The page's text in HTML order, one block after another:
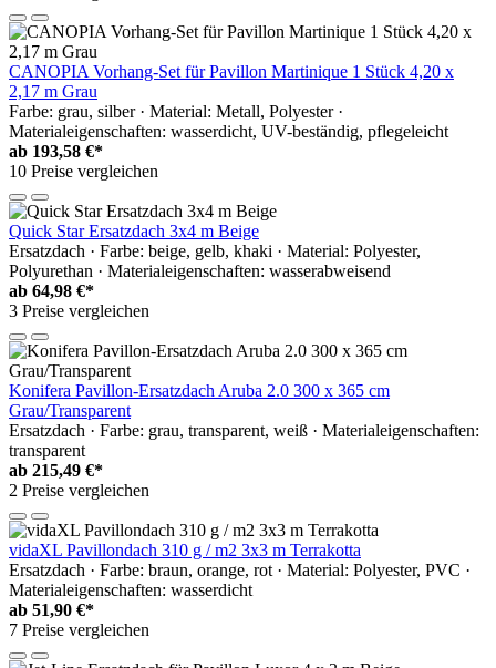
CANOPIA Vorhang-Set für Pavillon Martinique 1 Stück 4,20 x
2,17 m Grau
Farbe: grau, silber · Material: Metall, Polyester ·
Materialeigenschaften: wasserdicht, UV-beständig, pflegeleicht
ab 193,58 €*
10 Preise vergleichen
Quick Star Ersatzdach 3x4 m Beige
Ersatzdach · Farbe: beige, gelb, khaki · Material: Polyester,
Polyurethan · Materialeigenschaften: wasserabweisend
ab 64,98 €*
3 Preise vergleichen
Konifera Pavillon-Ersatzdach Aruba 2.0 300 x 365 cm
Grau/Transparent
Ersatzdach · Farbe: grau, transparent, weiß · Materialeigenschaften:
transparent
ab 215,49 €*
2 Preise vergleichen
vidaXL Pavillondach 310 g / m2 3x3 m Terrakotta
Ersatzdach · Farbe: braun, orange, rot · Material: Polyester, PVC ·
Materialeigenschaften: wasserdicht
ab 51,90 €*
7 Preise vergleichen